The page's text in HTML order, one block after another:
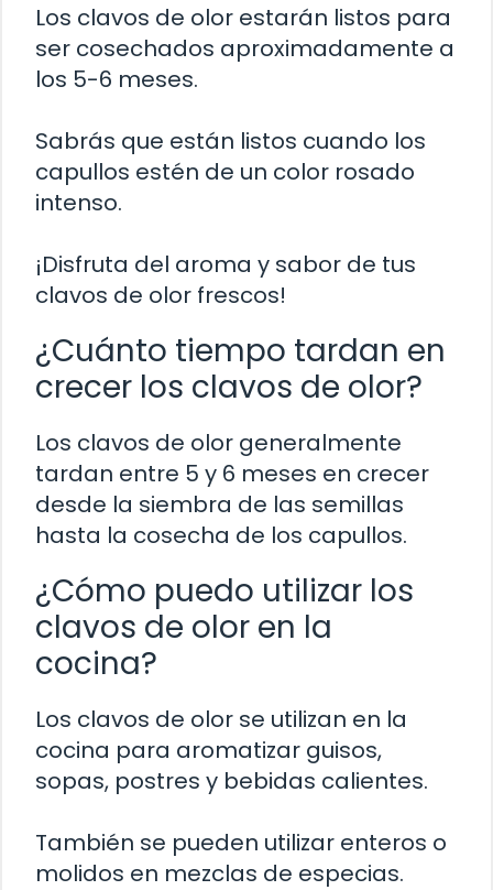
Los clavos de olor estarán listos para
ser cosechados aproximadamente a
los 5-6 meses.
Sabrás que están listos cuando los
capullos estén de un color rosado
intenso.
¡Disfruta del aroma y sabor de tus
clavos de olor frescos!
¿Cuánto tiempo tardan en
crecer los clavos de olor?
Los clavos de olor generalmente
tardan entre 5 y 6 meses en crecer
desde la siembra de las semillas
hasta la cosecha de los capullos.
¿Cómo puedo utilizar los
clavos de olor en la
cocina?
Los clavos de olor se utilizan en la
cocina para aromatizar guisos,
sopas, postres y bebidas calientes.
También se pueden utilizar enteros o
molidos en mezclas de especias.